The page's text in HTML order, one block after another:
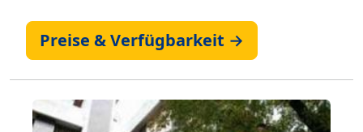
Preise & Verfügbarkeit →